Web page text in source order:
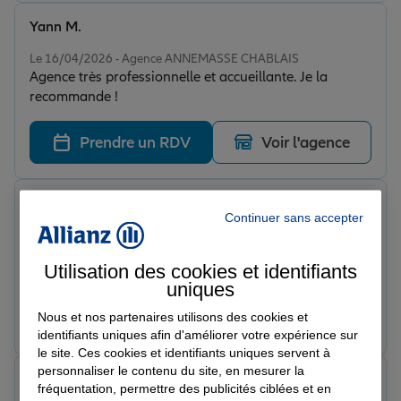
Le 16/04/2026 - Agence ANNEMASSE CHABLAIS
Agence très professionnelle et accueillante. Je la
recommande !
Yann M.
Prendre un RDV Voir l'agence
Le 13/04/2026 - Agence ANNEMASSE CHABLAIS
Justine a pris en charge mon dossier avec sérieux. Tres
réactive et meme proactive elle maitrise son sujet, c'est
tres agréable de travailler avec elle !
Prendre un RDV Voir l'agence
Note de 5 sur 5
Forda M.
Continuer sans accepter
Utilisation des cookies et identifiants
uniques
Nous et nos partenaires utilisons des cookies et
identifiants uniques afin d'améliorer votre expérience sur
le site. Ces cookies et identifiants uniques servent à
personnaliser le contenu du site, en mesurer la
fréquentation, permettre des publicités ciblées et en